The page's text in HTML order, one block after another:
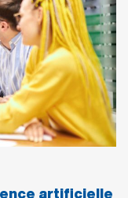
artificielle